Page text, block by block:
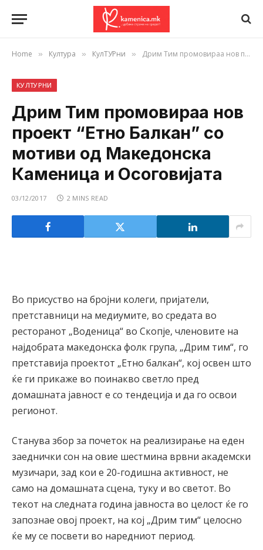
Home » Култура » КулТУРни » Дрим Тим промовираа нов проект “Етно Балкан” со мотиви од Македонска Каменица и Осоговијата
КУЛТУРНИ
Дрим Тим промовираа нов
проект “Етно Балкан” со
мотиви од Македонска
Каменица и Осоговијата
03/12/2017 2 MINS READ
Во присуство на бројни колеги, пријатели,
претставници на медиумите, во средата во
ресторанот „Воденица“ во Скопје, членовите на
најдобрата македонска фолк група, „Дрим тим“, го
претставија проектот „Етно балкан“, кој освен што
ќе ги прикаже во поинакво светло пред
домашната јавност е со тендеција и да го освои
регионот.
Станува збор за почеток на реализирање на еден
заеднички сон на овие шестмина врвни академски
музичари, зад кои е 20-годишна активност, не
само на домашната сцена, туку и во светот. Во
текот на следната година јавноста во целост ќе го
запознае овој проект, на кој „Дрим тим“ целосно
ќе му се посвети во наредниот период.